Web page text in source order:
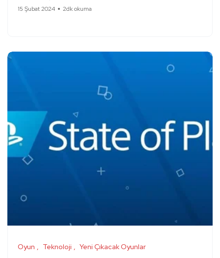
15 Şubat 2024 2dk okuma
Oyun Teknoloji Yeni Çıkacak Oyunlar